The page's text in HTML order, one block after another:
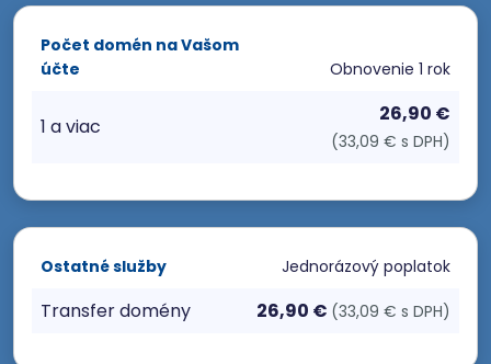
Počet domén na Vašom
účte
Obnovenie 1 rok
1 a viac
26,90 €
(33,09 € s DPH)
Ostatné služby Jednorázový poplatok
Transfer domény 26,90 € (33,09 € s DPH)